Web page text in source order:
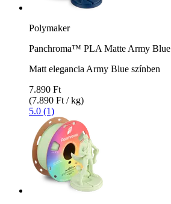
Polymaker
Panchroma™ PLA Matte Army Blue
Matt elegancia Army Blue színben
7.890 Ft
(7.890 Ft / kg)
5.0 (1)